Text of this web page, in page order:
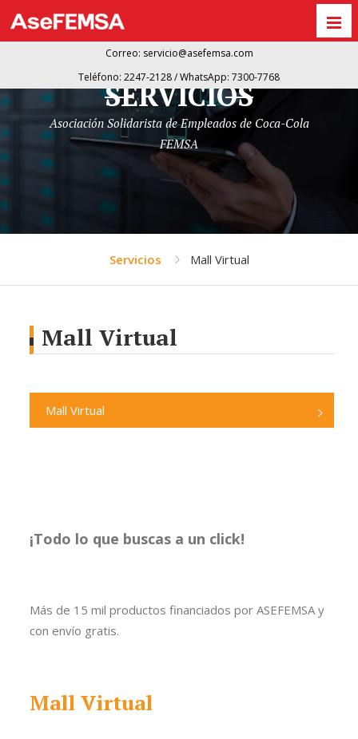
Correo: servicio@asefemsa.com
Teléfono: 2247-2128 / WhatsApp: 7300-7768
SERVICIOS
Asociación Solidarista de Empleados de Coca-Cola
FEMSA
Servicios Mall Virtual
Mall Virtual
Mall Virtual
¡Todo lo que buscas a un click!
Más de 15 mil productos financiados por ASEFEMSA y
con envío gratis.
Mall Virtual